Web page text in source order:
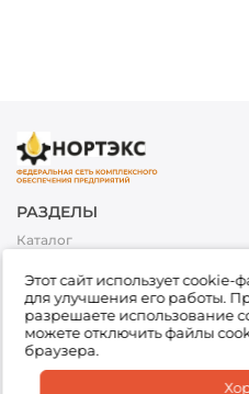
РАЗДЕЛЫ
Каталог
Топливо
Сервис
Подбор товара
Доставка
Этот сайт использует cookie-
для улучшения его работы.
разрешаете использование
можете отключить файлы
браузера.